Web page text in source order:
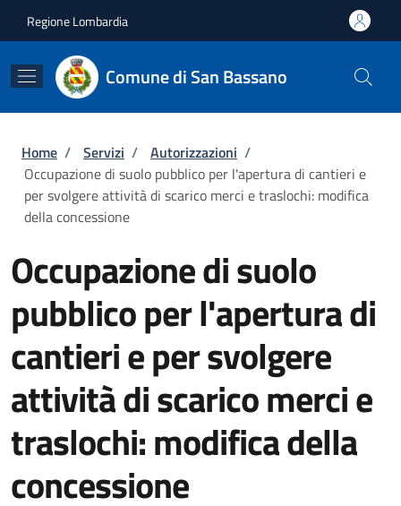
Regione Lombardia
Comune di San Bassano
Briciole di pane
Home / Servizi / Autorizzazioni /
Occupazione di suolo pubblico per l'apertura di cantieri e
per svolgere attività di scarico merci e traslochi: modifica
della concessione
Occupazione di suolo
pubblico per l'apertura di
cantieri e per svolgere
attività di scarico merci e
traslochi: modifica della
concessione